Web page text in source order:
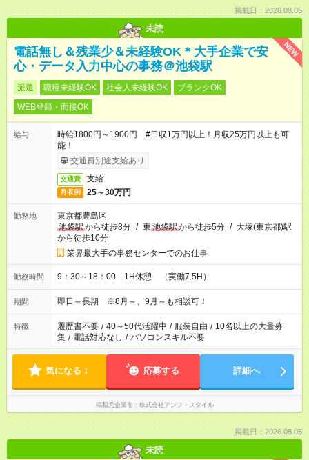
掲載日：2026.08.05
未読
NEW
電話無し＆残業少＆未経験OK＊大手企業で安
心・データ入力中心の事務＠池袋駅
派遣 職種未経験OK 社会人未経験OK
ブランクOK
WEB登録・面接OK
給与
時給1800円～1900円 #日収1万円以上！月収25万円以上も可
能！
交通費別途支給あり
交通費 支給
月収例 25～30万円
勤務地
東京都豊島区
池袋駅から徒歩8分 / 東 池袋駅から徒歩5分 / 大塚(東京都)駅
から徒歩10分
業界最大手の事務センターでのお仕事
勤務時間 9：30～18：00 1H休憩 （実働7.5H）
期間 即日～長期 ※8月～、9月～も相談可！
特徴 履歴書不要 / 40～50代活躍中 / 服装自由 / 10名以上の大量募
集 / 電話対応なし / パソコンスキル不要
気になる！ 応募する 詳細へ
掲載元企業名 株式会社アンフ・スタイル
掲載日：2026.08.05
未読